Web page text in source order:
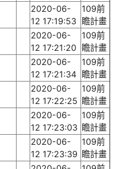
2020-06-
12 17:19:53
109前
瞻計畫
2020-06-
12 17:21:20
109前
瞻計畫
2020-06-
12 17:21:34
109前
瞻計畫
2020-06-
12 17:22:25
109前
瞻計畫
2020-06-
12 17:23:03
109前
瞻計畫
2020-06-
12 17:23:39
109前
瞻計畫